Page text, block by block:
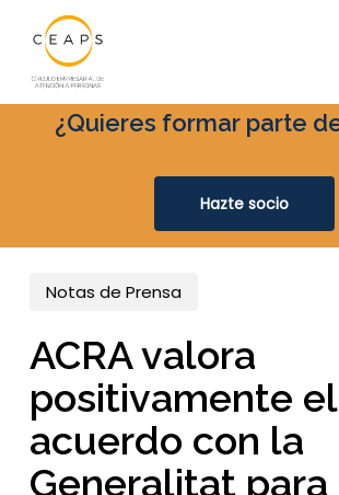
contenido
principal
¿Quieres formar parte
Hazte socio
Notas de Prensa
ACRA valora
positivamente
acuerdo con la
Generalitat para